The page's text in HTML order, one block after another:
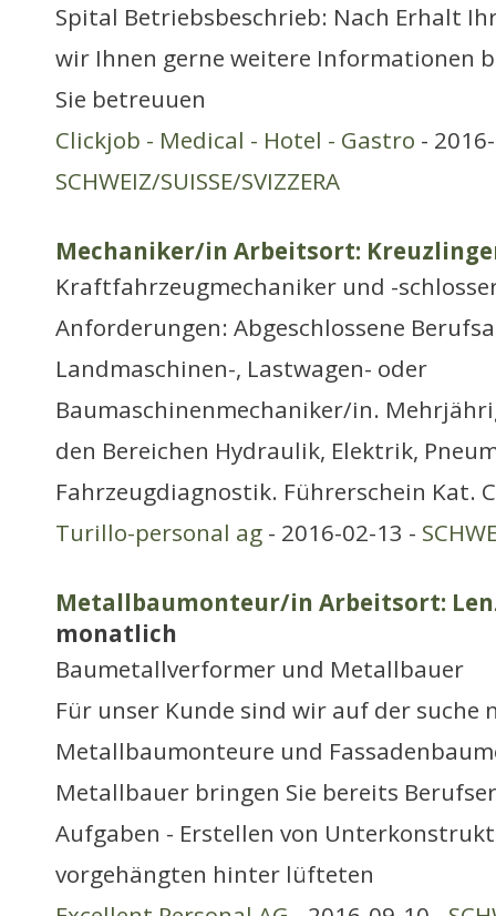
Spital Betriebsbeschrieb: Nach Erhalt
wir Ihnen gerne weitere Informationen
Sie betreuuen
Clickjob - Medical - Hotel - Gastro -
SCHWEIZ/SUISSE/SVIZZERA
Mechaniker/in Arbeitsort:
Kraftfahrzeugmechaniker und -
Anforderungen: Abgeschlossene
Landmaschinen-, Lastwagen- oder
Baumaschinenmechaniker/in.
den Bereichen Hydraulik, Elektrik,
Fahrzeugdiagnostik. Führerschein Kat.
Turillo-personal ag - 2016-02-13 -
Metallbaumonteur/in Arbeitsort:
monatlich
Baumetallverformer und Metallbauer
Für unser Kunde sind wir auf der suche
Metallbaumonteure und
Metallbauer bringen Sie bereits
Aufgaben - Erstellen von
vorgehängten hinter lüfteten